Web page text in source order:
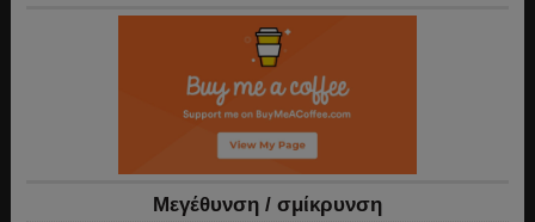
Mεγέθυνση / σμίκρυνση